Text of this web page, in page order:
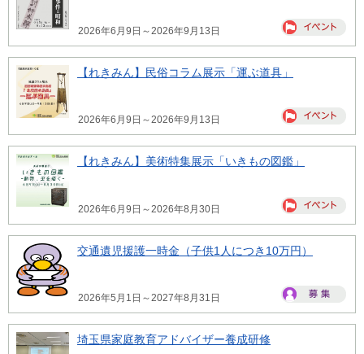
2026年6月9日～2026年9月13日
【れきみん】民俗コラム展示「運ぶ道具」
2026年6月9日～2026年9月13日
【れきみん】美術特集展示「いきもの図鑑」
2026年6月9日～2026年8月30日
交通遺児援護一時金（子供1人につき10万円）
2026年5月1日～2027年8月31日
埼玉県家庭教育アドバイザー養成研修